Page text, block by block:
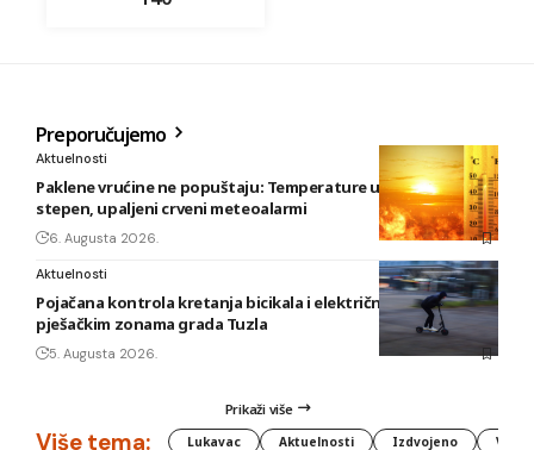
Preporučujemo
Aktuelnosti
Paklene vrućine ne popuštaju: Temperature u BiH i do 41
stepen, upaljeni crveni meteoalarmi
6. Augusta 2026.
Aktuelnosti
Pojačana kontrola kretanja bicikala i električnih romobila u
pješačkim zonama grada Tuzla
5. Augusta 2026.
Prikaži više
Više tema: Lukavac Aktuelnosti Izdvojeno